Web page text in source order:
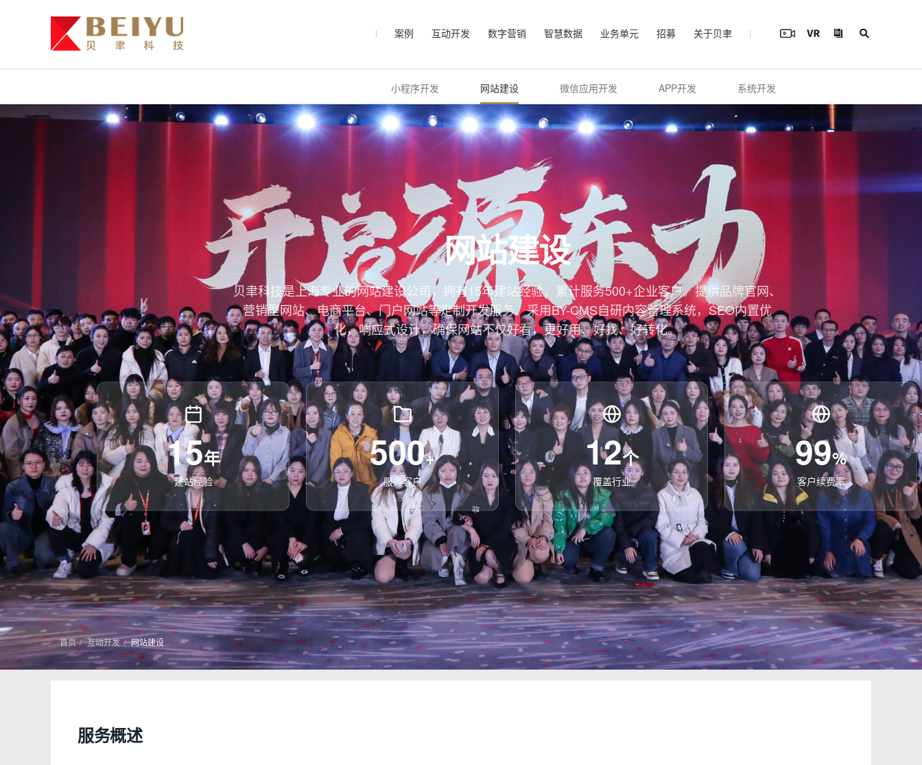
案例 互动开发 数字营销 智慧数据 业务单元 招募 关于贝聿
小程序开发 网站建设 微信应用开发 APP开发 系统开发
网站建设
贝聿科技是上海专业的网站建设公司，拥有15年建站经验，累计服务500+企业客户。提供品牌官网、
营销型网站、电商平台、门户网站等定制开发服务。采用BY-CMS自研内容管理系统，SEO内置优
化，响应式设计，确保网站不仅好看，更好用、好找、好转化。
15年
建站经验
500+
服务客户
12个
覆盖行业
99%
客户续费率
首页 互动开发 网站建设
服务概述